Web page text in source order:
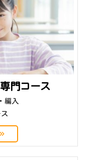
門コース
編入